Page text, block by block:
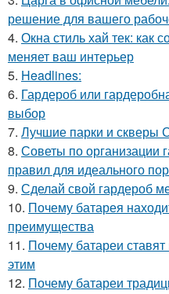
решение для вашего
4. Окна стиль хай тек: как
меняет ваш интерьер
5. Headlines:
6. Гардероб или
выбор
7. Лучшие парки и скверы
8. Советы по организации
правил для идеального
9. Сделай свой гардероб
10. Почему батарея
преимущества
11. Почему батареи
этим
12. Почему батареи